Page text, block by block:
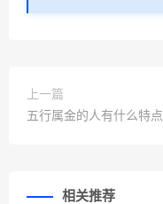
上一篇
五行属金的人有什么特点
相关推荐